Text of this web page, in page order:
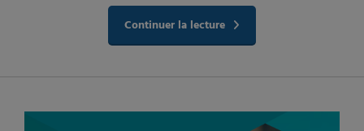
Continuer la lecture